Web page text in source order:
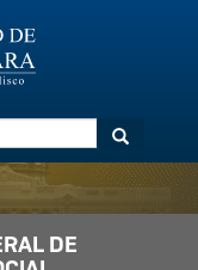
Buscar
DE